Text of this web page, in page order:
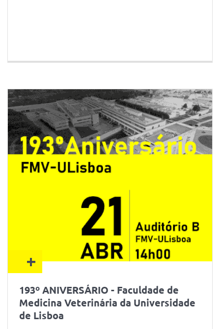
+
193º ANIVERSÁRIO - Faculdade de
Medicina Veterinária da Universidade
de Lisboa